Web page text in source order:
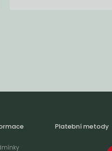
Platební metody